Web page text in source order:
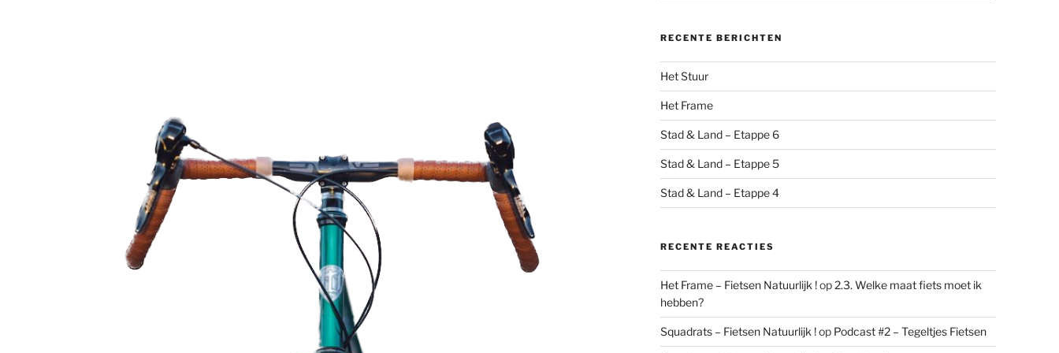
RECENTE BERICHTEN
Het Stuur
Het Frame
Stad & Land – Etappe 6
Stad & Land – Etappe 5
Stad & Land – Etappe 4
RECENTE REACTIES
Het Frame – Fietsen Natuurlijk !op2.3. Welke maat fiets moet ik
hebben?
Squadrats – Fietsen Natuurlijk !op Podcast #2 – Tegeltjes Fietsen